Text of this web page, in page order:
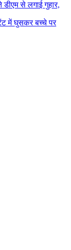
से लगाई गुहार,
में घुसकर बच्चे पर